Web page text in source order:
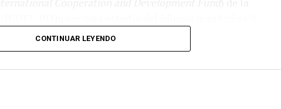
Policiales, con los que totalizan 76 becas.
vidas.
CONTINUAR LEYENDO